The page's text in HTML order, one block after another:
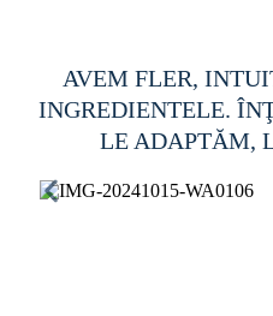
AVEM FLER,
INGREDIENTELE.
LE ADAPTĂM,